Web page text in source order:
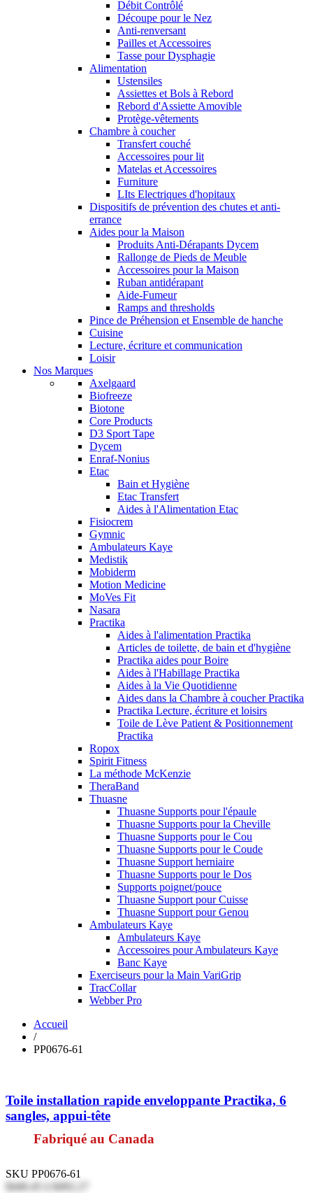
Débit Contrôlé
Découpe pour le Nez
Anti-renversant
Pailles et Accessoires
Tasse pour Dysphagie
Alimentation
Ustensiles
Assiettes et Bols à Rebord
Rebord d'Assiette Amovible
Protège-vêtements
Chambre à coucher
Transfert couché
Accessoires pour lit
Matelas et Accessoires
Furniture
LIts Electriques d'hopitaux
Dispositifs de prévention des chutes et anti-
errance
Aides pour la Maison
Produits Anti-Dérapants Dycem
Rallonge de Pieds de Meuble
Accessoires pour la Maison
Ruban antidérapant
Aide-Fumeur
Ramps and thresholds
Pince de Préhension et Ensemble de hanche
Cuisine
Lecture, écriture et communication
Loisir
Nos Marques
Axelgaard
Biofreeze
Biotone
Core Products
D3 Sport Tape
Dycem
Enraf-Nonius
Etac
Bain et Hygiène
Etac Transfert
Aides à l'Alimentation Etac
Fisiocrem
Gymnic
Ambulateurs Kaye
Medistik
Mobiderm
Motion Medicine
MoVes Fit
Nasara
Practika
Aides à l'alimentation Practika
Articles de toilette, de bain et d'hygiène
Practika aides pour Boire
Aides à l'Habillage Practika
Aides à la Vie Quotidienne
Aides dans la Chambre à coucher Practika
Practika Lecture, écriture et loisirs
Toile de Lève Patient & Positionnement
Practika
Ropox
Spirit Fitness
La méthode McKenzie
TheraBand
Thuasne
Thuasne Supports pour l'épaule
Thuasne Supports pour la Cheville
Thuasne Supports pour le Cou
Thuasne Supports pour le Coude
Thuasne Support herniaire
Thuasne Supports pour le Dos
Supports poignet/pouce
Thuasne Support pour Cuisse
Thuasne Support pour Genou
Ambulateurs Kaye
Ambulateurs Kaye
Accessoires pour Ambulateurs Kaye
Banc Kaye
Exerciseurs pour la Main VariGrip
TracCollar
Webber Pro
Accueil
/
PP0676-61
Toile installation rapide enveloppante Practika, 6
sangles, appui-tête
Fabriqué au Canada
SKU PP0676-61
$440.45
$492.27